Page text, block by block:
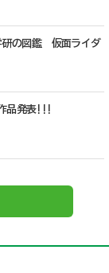
研の図鑑 仮面ライダ
品発表!!!